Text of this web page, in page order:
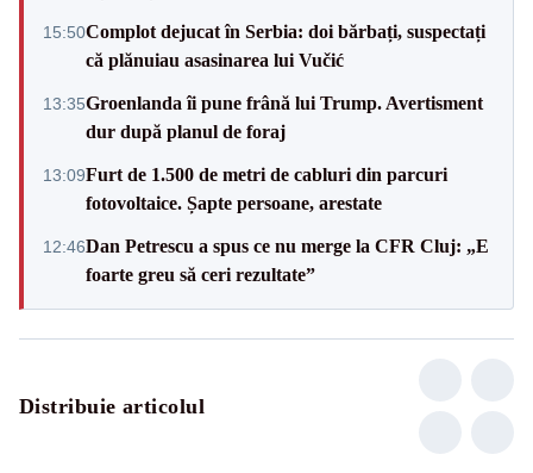
15:50Complot dejucat în Serbia: doi bărbați, suspectați
că plănuiau asasinarea lui Vučić
13:35Groenlanda îi pune frână lui Trump. Avertisment
dur după planul de foraj
13:09Furt de 1.500 de metri de cabluri din parcuri
fotovoltaice. Șapte persoane, arestate
12:46Dan Petrescu a spus ce nu merge la CFR Cluj: „E
foarte greu să ceri rezultate”
Distribuie articolul